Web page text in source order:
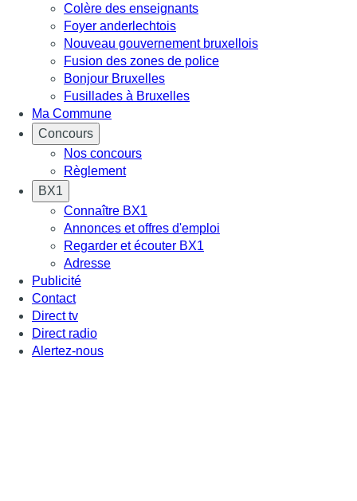
Colère des enseignants
Foyer anderlechtois
Nouveau gouvernement bruxellois
Fusion des zones de police
Bonjour Bruxelles
Fusillades à Bruxelles
Ma Commune
Concours
Nos concours
Règlement
BX1
Connaître BX1
Annonces et offres d'emploi
Regarder et écouter BX1
Adresse
Publicité
Contact
Direct tv
Direct radio
Alertez-nous